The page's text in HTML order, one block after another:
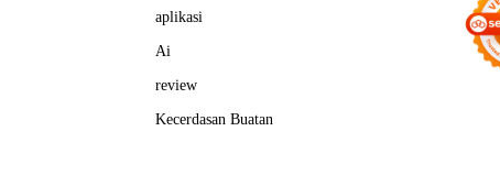
aplikasi
Ai
review
Kecerdasan Buatan